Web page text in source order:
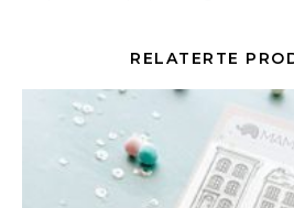
RELATERTE